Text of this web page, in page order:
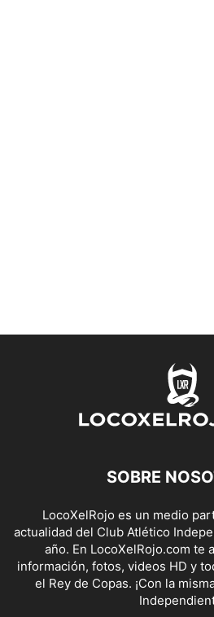
SOBRE
LocoXelRojo es un medio
actualidad del Club Atlético
año. En LocoXelRojo.com te
información, fotos, videos HD y
el Rey de Copas. ¡Con la